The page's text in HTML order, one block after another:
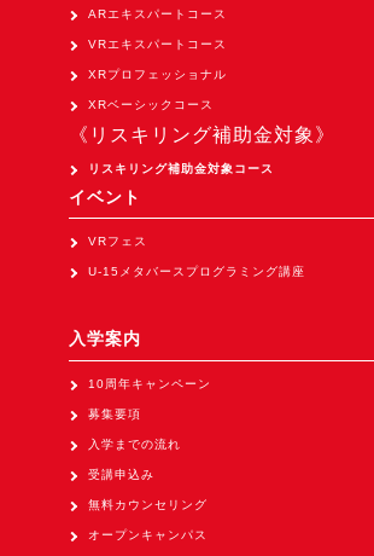
《研究会》
XRビジネスフォーラム
《展示会》
TOKYO DIGICONX2026
（1/8～10東京ビッグサイト）に出展。
オートモーティブワールド2026
（1/21～23東京ビッグサイト）に出展。
Tsumiki Community Day 2026
《求人》
求人申込み
ARエキスパートコース
VRエキスパートコース
XRプロフェッショナル
XRベーシックコース
《リスキリング補助金対象》
リスキリング補助金対象コース
イベント
VRフェス
U-15メタバースプログラミング講座
入学案内
10周年キャンペーン
募集要項
入学までの流れ
受講申込み
無料カウンセリング
オープンキャンパス